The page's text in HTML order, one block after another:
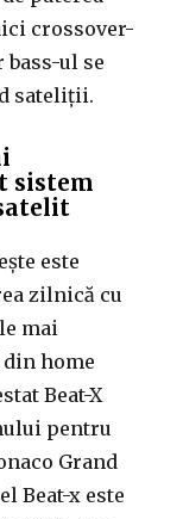
crossover-
ul se
sateliții.
sistem
este
zilnică cu
mai
home
Beat-X
pentru
Grand
Beat-x este